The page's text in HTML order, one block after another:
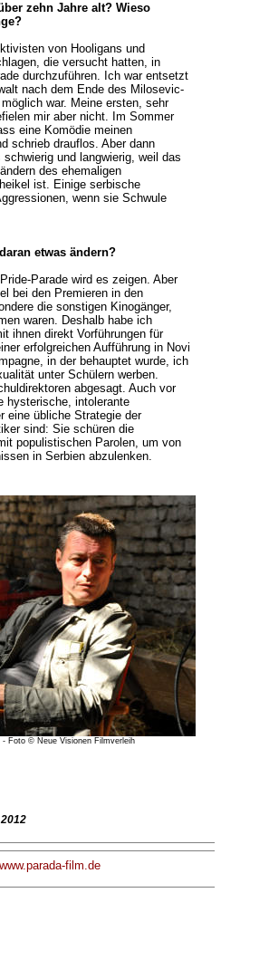
zehn Jahre alt? Wieso
von Hooligans und
die versucht hatten, in
durchzuführen. Ich war entsetzt
nach dem Ende des Milosevic-
war. Meine ersten, sehr
mir aber nicht. Im Sommer
eine Komödie meinen
schrieb drauflos. Aber dann
und langwierig, weil das
des ehemaligen
ist. Einige serbische
wenn sie Schwule
etwas ändern?
Parade wird es zeigen. Aber
bei den Premieren in den
die sonstigen Kinogänger,
waren. Deshalb habe ich
ihnen direkt Vorführungen für
erfolgreichen Aufführung in Novi
in der behauptet wurde, ich
unter Schülern werben.
abgesagt. Auch vor
hysterische, intolerante
eine übliche Strategie der
sind: Sie schüren die
populistischen Parolen, um von
in Serbien abzulenken.
- Foto © Neue Visionen Filmverleih
film.de